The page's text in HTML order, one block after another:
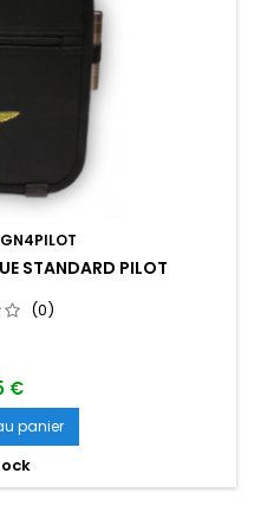
STANDARD PILOT
(0)
€
panier